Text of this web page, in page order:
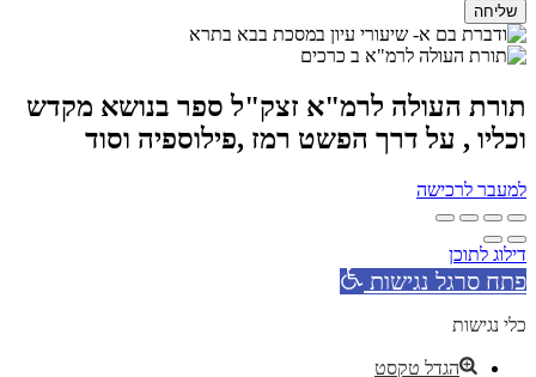
שליחה
תורת העולה לרמ"א זצק"ל ספר בנושא מקדש
וכליו , על דרך הפשט רמז ,פילוספיה וסוד
למעבר לרכישה
דילוג לתוכן
פתח סרגל נגישות
כלי נגישות
הגדל טקסט